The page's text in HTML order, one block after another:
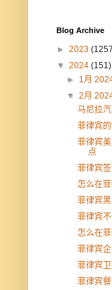
Blog Archive
► 2023
▼ 2024 (151)
► 1月
▼2月
马尼拉
菲律宾
菲律宾
点
菲律宾
怎么在
菲律宾
菲律宾不
怎么在
菲律宾
菲律宾
菲律宾